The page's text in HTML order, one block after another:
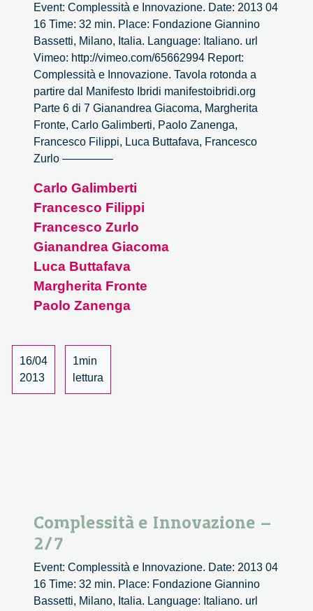
Event: Complessità e Innovazione. Date: 2013 04
16 Time: 32 min. Place: Fondazione Giannino
Bassetti, Milano, Italia. Language: Italiano. url
Vimeo: http://vimeo.com/65662994 Report:
Complessità e Innovazione. Tavola rotonda a
partire dal Manifesto Ibridi manifestoibridi.org
Parte 6 di 7 Gianandrea Giacoma, Margherita
Fronte, Carlo Galimberti, Paolo Zanenga,
Francesco Filippi, Luca Buttafava, Francesco
Zurlo ————–
Carlo Galimberti
Francesco Filippi
Francesco Zurlo
Gianandrea Giacoma
Luca Buttafava
Margherita Fronte
Paolo Zanenga
16/04
2013
1min
lettura
Complessità e Innovazione –
2/7
Event: Complessità e Innovazione. Date: 2013 04
16 Time: 32 min. Place: Fondazione Giannino
Bassetti, Milano, Italia. Language: Italiano. url